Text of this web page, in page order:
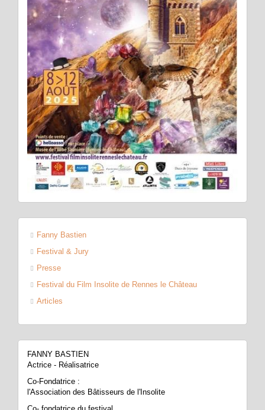
Fanny Bastien
Festival & Jury
Presse
Festival du Film Insolite de Rennes le Château
Articles
FANNY BASTIEN
Actrice - Réalisatrice
Co-Fondatrice :
l'Association des Bâtisseurs de l'Insolite